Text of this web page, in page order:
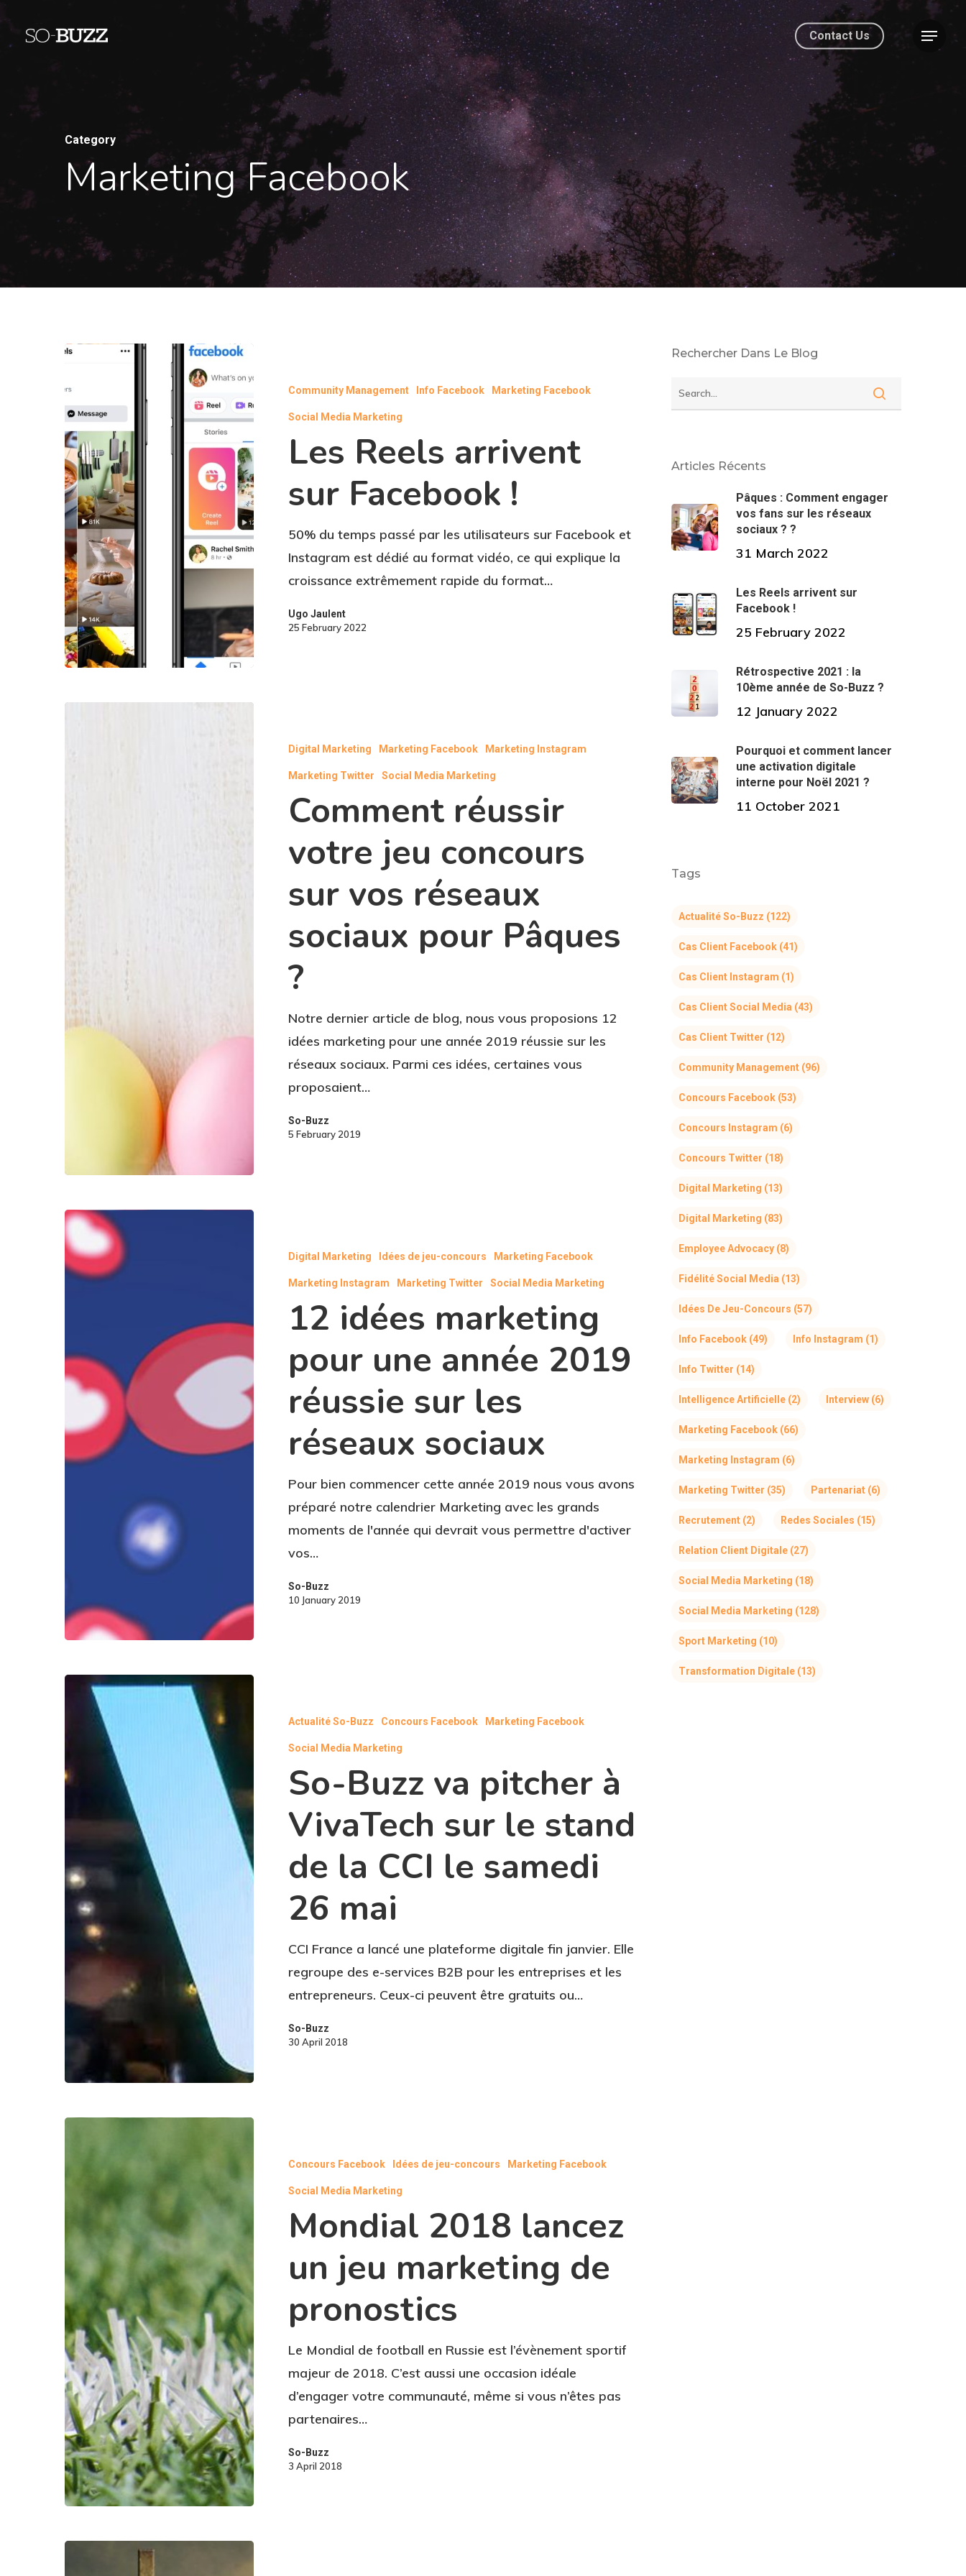
Contact Us
Category
Marketing Facebook
Community Management Info Facebook Marketing Facebook
Social Media Marketing
Les Reels arrivent
sur Facebook !
50% du temps passé par les utilisateurs sur Facebook et
Instagram est dédié au format vidéo, ce qui explique la
croissance extrêmement rapide du format…
Ugo Jaulent
25 February 2022
Digital Marketing Marketing Facebook Marketing Instagram
Marketing Twitter Social Media Marketing
Comment réussir
votre jeu concours
sur vos réseaux
sociaux pour Pâques
?
Notre dernier article de blog, nous vous proposions 12
idées marketing pour une année 2019 réussie sur les
réseaux sociaux. Parmi ces idées, certaines vous
proposaient…
So-Buzz
5 February 2019
Digital Marketing Idées de jeu-concours Marketing Facebook
Marketing Instagram Marketing Twitter Social Media Marketing
12 idées marketing
pour une année 2019
réussie sur les
réseaux sociaux
Pour bien commencer cette année 2019 nous vous avons
préparé notre calendrier Marketing avec les grands
moments de l'année qui devrait vous permettre d'activer
vos…
So-Buzz
10 January 2019
Actualité So-Buzz Concours Facebook Marketing Facebook
Social Media Marketing
So-Buzz va pitcher à
VivaTech sur le stand
de la CCI le samedi
26 mai
CCI France a lancé une plateforme digitale fin janvier. Elle
regroupe des e-services B2B pour les entreprises et les
entrepreneurs. Ceux-ci peuvent être gratuits ou…
So-Buzz
30 April 2018
Concours Facebook Idées de jeu-concours Marketing Facebook
Social Media Marketing
Mondial 2018 lancez
un jeu marketing de
pronostics
Le Mondial de football en Russie est l’évènement sportif
majeur de 2018. C’est aussi une occasion idéale
d’engager votre communauté, même si vous n’êtes pas
partenaires…
So-Buzz
3 April 2018
Rechercher Dans Le Blog
Articles Récents
Pâques : Comment engager
vos fans sur les réseaux
sociaux ? ?
31 March 2022
Les Reels arrivent sur
Facebook !
25 February 2022
Rétrospective 2021 : la
10ème année de So-Buzz ?
12 January 2022
Pourquoi et comment lancer
une activation digitale
interne pour Noël 2021 ?
11 October 2021
Tags
Actualité So-Buzz (122)
Cas Client Facebook(41)
Cas Client Instagram (1)
Cas Client Social Media (43)
Cas Client Twitter (12)
Community Management(96)
Concours Facebook(53)
Concours Instagram (6)
Concours Twitter (18)
Digital Marketing (13)
Digital Marketing (83)
Employee Advocacy(8)
Fidélité Social Media (13)
Idées De Jeu-Concours (57)
Info Facebook(49) Info Instagram (1)
Info Twitter (14)
Intelligence Artificielle(2) Interview(6)
Marketing Facebook(66)
Marketing Instagram (6)
Marketing Twitter (35) Partenariat(6)
Recrutement(2) Redes Sociales (15)
Relation Client Digitale(27)
Social Media Marketing (18)
Social Media Marketing (128)
Sport Marketing (10)
Transformation Digitale(13)